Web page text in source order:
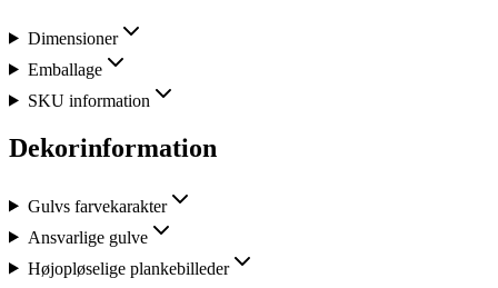
Dimensioner
Emballage
SKU information
Dekorinformation
Gulvs farvekarakter
Ansvarlige gulve
Højopløselige plankebilleder